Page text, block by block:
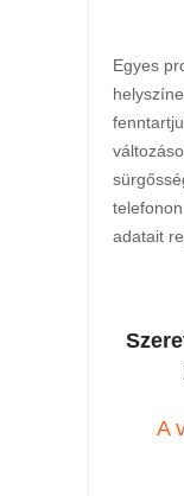
Egyes
adatait
A